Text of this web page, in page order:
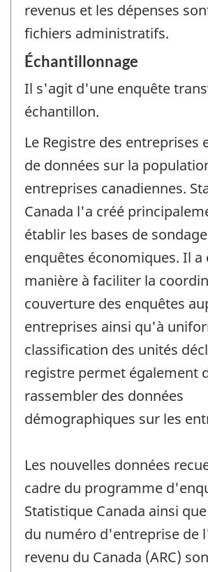
revenus et les dépenses
fichiers administratifs.
Échantillonnage
Il s'agit d'une enquête
échantillon.
Le Registre des entreprises
de données sur la
entreprises canadiennes.
Canada l'a créé
établir les bases de
enquêtes économiques. Il a
manière à faciliter la
couverture des enquêtes
entreprises ainsi qu'à
classification des unités
registre permet également
rassembler des données
démographiques sur les
Les nouvelles données
cadre du programme
Statistique Canada ainsi
du numéro d'entreprise de
revenu du Canada (ARC)